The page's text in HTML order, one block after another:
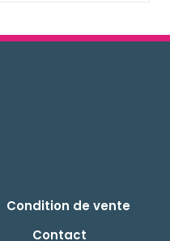
Condition de vente
Contact